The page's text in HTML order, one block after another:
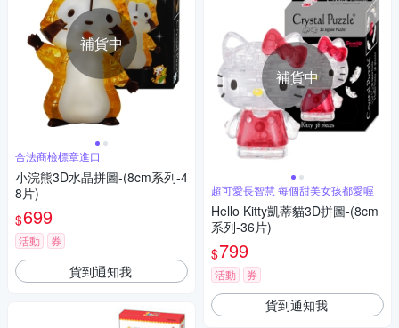
補貨中
合法商檢標章進口
小浣熊3D水晶拼圖-(8cm系列-4
8片)
$699
活動 券
貨到通知我
補貨中
超可愛長智慧 每個甜美女孩都愛喔
Hello Kitty凱蒂貓3D拼圖-(8cm
系列-36片)
$799
活動 券
貨到通知我